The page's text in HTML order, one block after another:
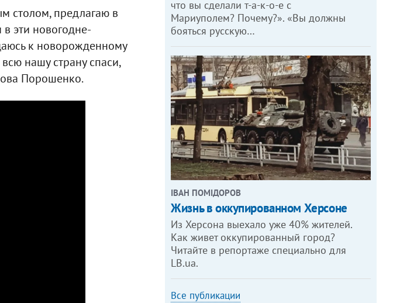
столом, предлагаю в
эти новогодне-
к новорожденному
нашу страну спаси,
Порошенко.
что вы сделали т-а-к-о-е с
Мариуполем? Почему?». «Вы должны
бояться русскую…
ІВАН ПОМІДОРОВ
Жизнь в оккупированном Херсоне
Из Херсона выехало уже 40% жителей.
Как живет оккупированный город?
Читайте в репортаже специально для
LB.ua.
Все публикации